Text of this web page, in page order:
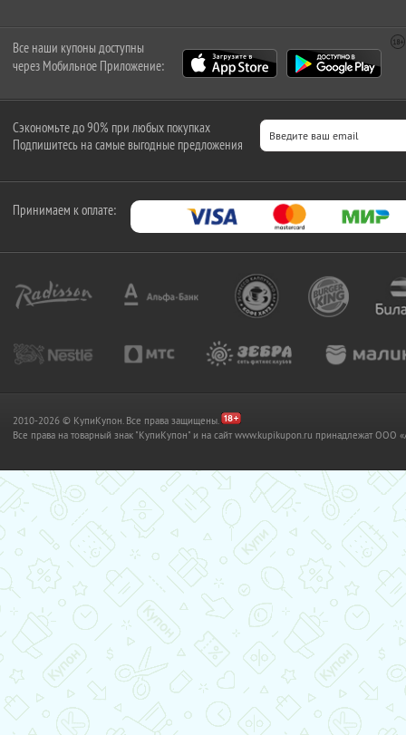
Все наши купоны доступны
через Мобильное Приложение:
Сэкономьте до 90% при любых покупках
Подпишитесь на самые выгодные предложения
Принимаем к оплате:
2010-2026 © КупиКупон. Все права защищены.
Все права на товарный знак "КупиКупон" и на сайт www.kupikupon.ru принадлежат